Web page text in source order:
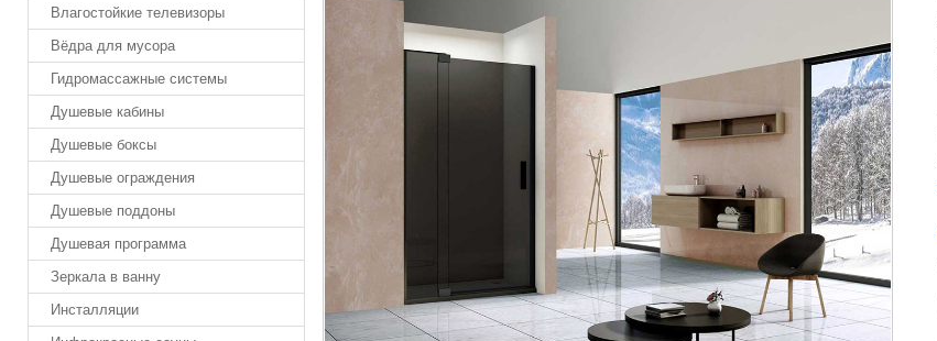
Влагостойкие телевизоры
Вёдра для мусора
Гидромассажные системы
Душевые кабины
Душевые боксы
Душевые ограждения
Душевые поддоны
Душевая программа
Зеркала в ванну
Инсталляции